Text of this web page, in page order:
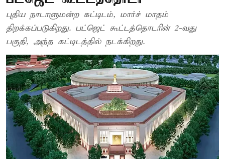
புதிய நாடாளுமன்ற கட்டிடம், மார்ச் மாதம்
திறக்கப்படுகிறது. பட்ஜெட் கூட்டத்தொடரின் 2-வது
பகுதி, அந்த கட்டிடத்தில் நடக்கிறது.